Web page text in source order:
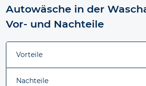
Autowäsche in der
Vor- und Nachteile
Vorteile
Nachteile